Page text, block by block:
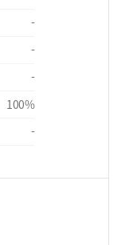
-
-
-
100%
-